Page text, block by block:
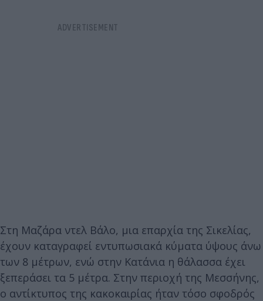
Στη Μαζάρα ντελ Βάλο, μια επαρχία της Σικελίας,
έχουν καταγραφεί εντυπωσιακά κύματα ύψους άνω
των 8 μέτρων, ενώ στην Κατάνια η θάλασσα έχει
ξεπεράσει τα 5 μέτρα. Στην περιοχή της Μεσσήνης,
ο αντίκτυπος της κακοκαιρίας ήταν τόσο σφοδρός